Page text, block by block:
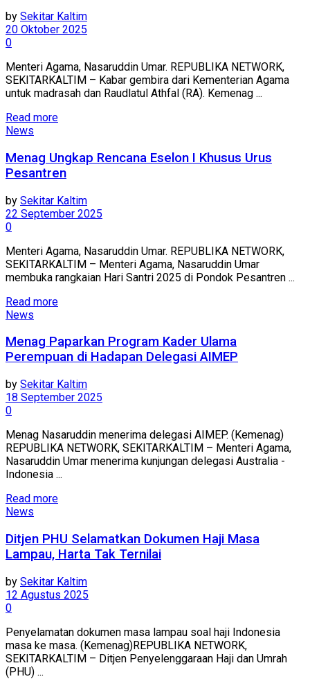
by Sekitar Kaltim
20 Oktober 2025
0
Menteri Agama, Nasaruddin Umar. REPUBLIKA NETWORK,
SEKITARKALTIM – Kabar gembira dari Kementerian Agama
untuk madrasah dan Raudlatul Athfal (RA). Kemenag ...
Read more
News
Menag Ungkap Rencana Eselon I Khusus Urus
Pesantren
by Sekitar Kaltim
22 September 2025
0
Menteri Agama, Nasaruddin Umar. REPUBLIKA NETWORK,
SEKITARKALTIM – Menteri Agama, Nasaruddin Umar
membuka rangkaian Hari Santri 2025 di Pondok Pesantren ...
Read more
News
Menag Paparkan Program Kader Ulama
Perempuan di Hadapan Delegasi AIMEP
by Sekitar Kaltim
18 September 2025
0
Menag Nasaruddin menerima delegasi AIMEP. (Kemenag)
REPUBLIKA NETWORK, SEKITARKALTIM – Menteri Agama,
Nasaruddin Umar menerima kunjungan delegasi Australia -
Indonesia ...
Read more
News
Ditjen PHU Selamatkan Dokumen Haji Masa
Lampau, Harta Tak Ternilai
by Sekitar Kaltim
12 Agustus 2025
0
Penyelamatan dokumen masa lampau soal haji Indonesia
masa ke masa. (Kemenag)REPUBLIKA NETWORK,
SEKITARKALTIM – Ditjen Penyelenggaraan Haji dan Umrah
(PHU) ...